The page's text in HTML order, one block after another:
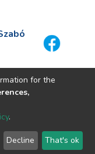
for the
.
Decline That's ok